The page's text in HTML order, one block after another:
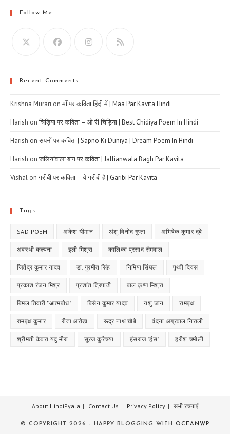
Follow Me
Recent Comments
Krishna Murari onमाँ पर कविता हिंदी में | Maa Par Kavita Hindi
Harish onचिड़िया पर कविता – ओ री चिड़िया | Best Chidiya Poem In Hindi
Harish onसपनों पर कविता | Sapno Ki Duniya | Dream Poem In Hindi
Harish onजलियांवाला बाग पर कविता | Jallianwala Bagh Par Kavita
Vishal onगरीबी पर कविता – ये गरीबी है | Garibi Par Kavita
Tags
SAD POEM अंकेश धीमान अंशु विनोद गुप्ता अभिषेक कुमार दूबे
अवस्थी कल्पना इली मिश्रा कालिका प्रसाद सेमवाल
जितेंद्र कुमार यादव डा. गुरमीत सिंह निमिषा सिंघल पृथ्वी दिवस
प्रकाश रंजन मिश्र प्रशांत त्रिपाठी बाल कृष्ण मिश्रा
बिमल तिवारी "आत्मबोध" बिसेन कुमार यादव यशु जान रामबृक्ष
रामबृक्ष कुमार रीता अरोड़ा रूद्र नाथ चौबे वंदना अग्रवाल निराली
श्रीमती केवरा यदु मीरा सूरज कुरैचया हंसराज "हंस" हरीश चमोली
About HindiPyala Contact Us Privacy Policy सभी रचनाएँ
© COPYRIGHT 2026 - HAPPY BLOGGING WITH OCEANWP